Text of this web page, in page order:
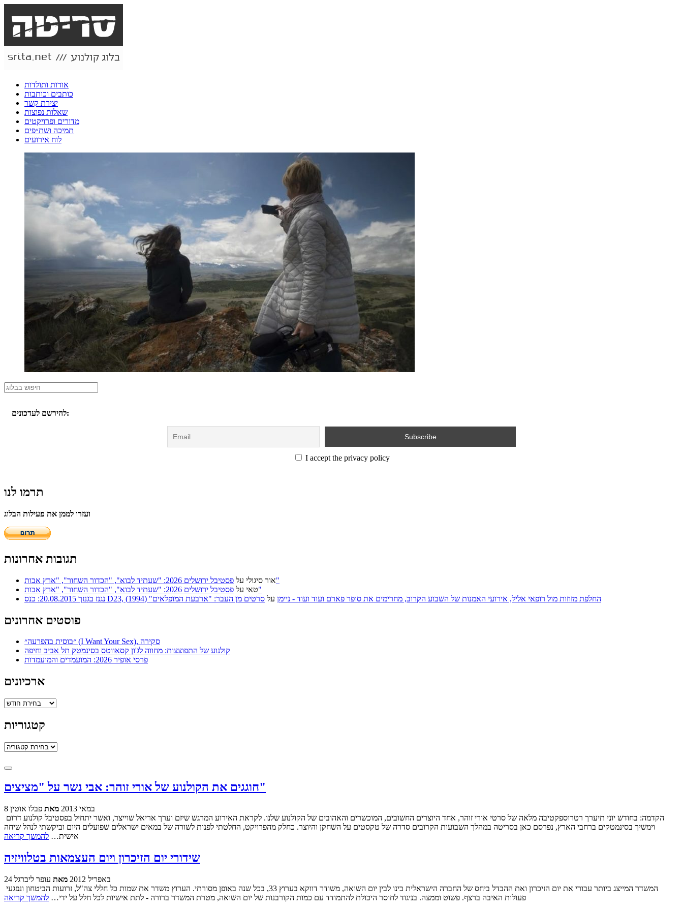
אודות ותולדות
כותבים וכותבות
יצירת קשר
שאלות נפוצות
מדורים ופרויקטים
תמיכה ושת״פים
לוח אירועים
להירשם לעדכונים:
I accept the privacy policy
תרמו לנו
ועזרו לממן את פעילות הבלוג
תגובות אחרונות
אור סיגולי על
פסטיבל ירושלים 2026: "שעתיד לבוא", "הכדור השחור", "ארץ אבות"
טאי על
פסטיבל ירושלים 2026: "שעתיד לבוא", "הכדור השחור", "ארץ אבות"
נגנז בגנזך 20.08.2015: כנס D23, החלפת מזוזות מול רופאי אליל, אירועי האמנות של השבוע הקרוב, מחרימים את סופר פארם ועוד ועוד - ניימן על סרטים מן העבר: "ארבעת המופלאים" (1994)
פוסטים אחרונים
״בוסית בהפרעה״ (I Want Your Sex), סקירה
קולנוע של התפוצצות: מחווה לג'ון קסאווטס בסינמטק תל אביב וחיפה
פרסי אופיר 2026: המועמדים והמועמדות
ארכיונים
ארכיונים
קטגוריות
קטגוריות
חוגגים את הקולנוע של אורי זוהר: אבי נשר על "מציצים"
8 במאי 2013 מאת פבלו אוטין
וימשיך בסינמטקים ברחבי הארץ, נפרסם כאן בסריטה במהלך השבועות הקרובים סדרה של טקסטים על השחקן והיוצר. כחלק מהפרויקט, החלטתי לפנות לשורה של במאים ישראלים שפועלים היום וביקשתי לנהל שיחה
אישית… להמשך קריאה
שידורי יום הזיכרון ויום העצמאות בטלוויזיה
24 באפריל 2012 מאת עופר ליברגל
פעולות האיבה ברצף. פשוט וממצה. בניגוד לחוסר היכולת להתמודד עם כמות הקורבנות של יום השואה, מטרת המשדר ברורה - לתת אישיות לכל חלל על ידי… להמשך קריאה